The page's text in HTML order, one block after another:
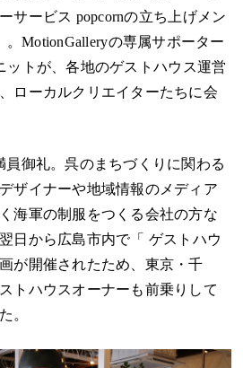
サービス popcornの立ち上げメン
。MotionGalleryの専属サポーター
ットが、各地のゲストハウス運営
ローカルクリエイターたちに会
員御礼。呉のまちづくりに関わる
ザイナーや地域情報のメディア
海軍の制服をつくる会社の方な
日から広島市内で「 ゲストハウ
が開催されたため、東京・千
トハウスオーナーも前乗りして
。